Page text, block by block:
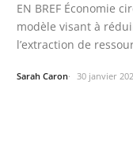
EN BREF Économie
modèle visant à
l’extraction de
Sarah Caron 30 janvier